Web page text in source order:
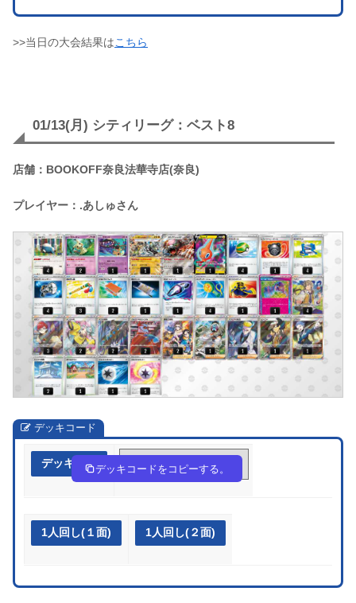
>>当日の大会結果はこちら
01/13(月) シティリーグ：ベスト8
店舗：BOOKOFF奈良法華寺店(奈良)
プレイヤー：.あしゅさん
デッキコード
デッキ作成 nLLNQQ-6hYxBt-Q6gngL
デッキコードをコピーする。
1人回し(１面) 1人回し(２面)